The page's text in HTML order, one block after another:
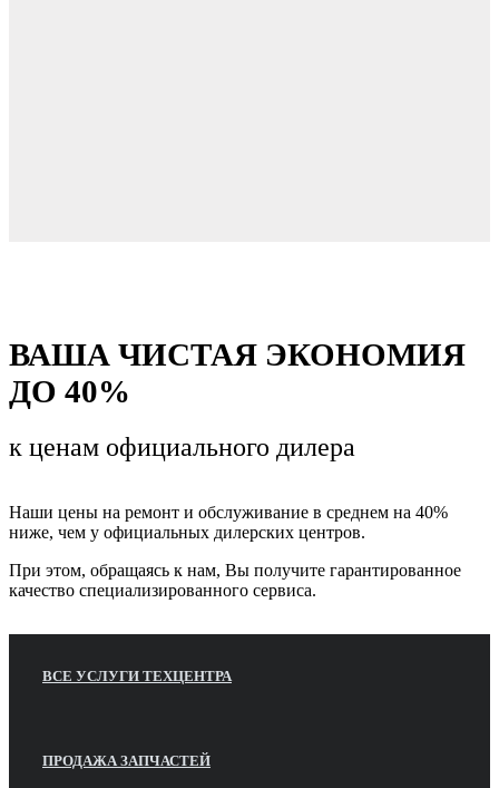
ВАША ЧИСТАЯ ЭКОНОМИЯ
ДО 40%
к ценам официального дилера
Наши цены на ремонт и обслуживание в среднем на 40%
ниже, чем у официальных дилерских центров.
При этом, обращаясь к нам, Вы получите гарантированное
качество специализированного сервиса.
ВСЕ УСЛУГИ ТЕХЦЕНТРА
ПРОДАЖА ЗАПЧАСТЕЙ